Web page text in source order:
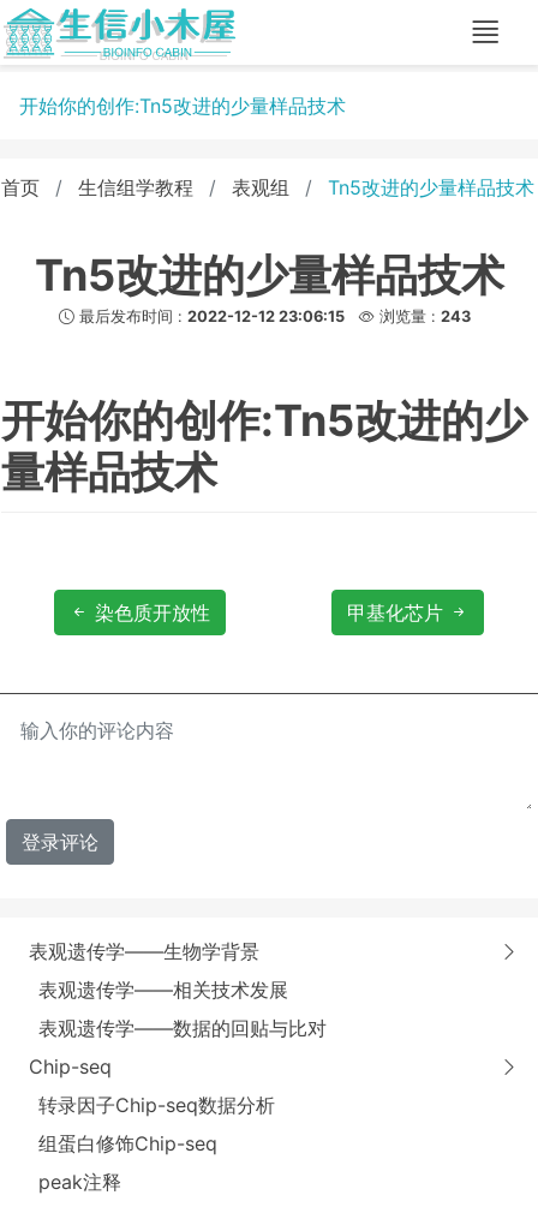
表观遗传学——生物学背景
表观遗传学——相关技术发展
表观遗传学——数据的回贴与比对
Chip-seq
转录因子Chip-seq数据分析
组蛋白修饰Chip-seq
peak注释
开始你的创作:Tn5改进的少量样品技术
首页 生信组学教程 表观组 Tn5改进的少量样品技术
Tn5改进的少量样品技术
最后发布时间 : 2022-12-12 23:06:15 浏览量 : 243
开始你的创作:Tn5改进的少
量样品技术
染色质开放性 甲基化芯片
登录评论